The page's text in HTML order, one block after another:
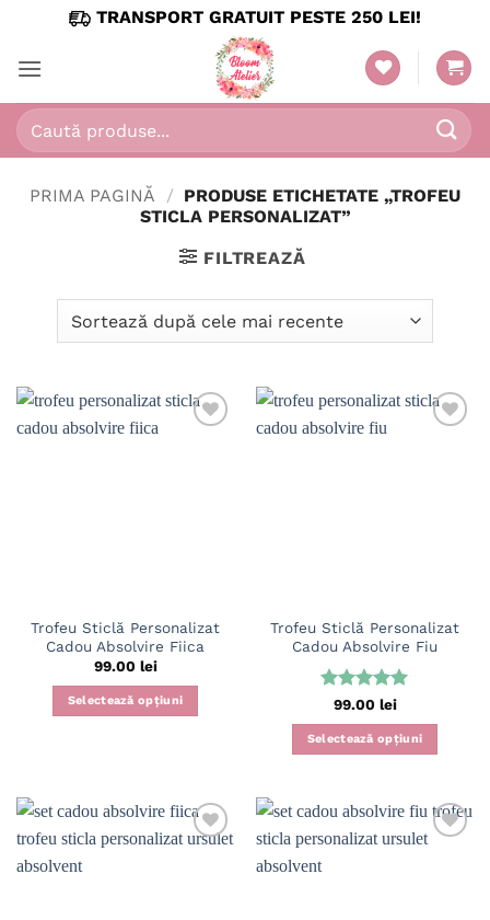
content
TRANSPORT GRATUIT PESTE 250 LEI!
Caută
după:
PRIMA PAGINĂ / PRODUSE ETICHETATE „TROFEU
STICLA PERSONALIZAT”
FILTREAZĂ
Trofeu Sticlă Personalizat
Cadou Absolvire Fiica
99.00 lei
Selectează opțiuni
Trofeu Sticlă Personalizat
Cadou Absolvire Fiu
Evaluat la
5din 5
99.00 lei
Selectează opțiuni